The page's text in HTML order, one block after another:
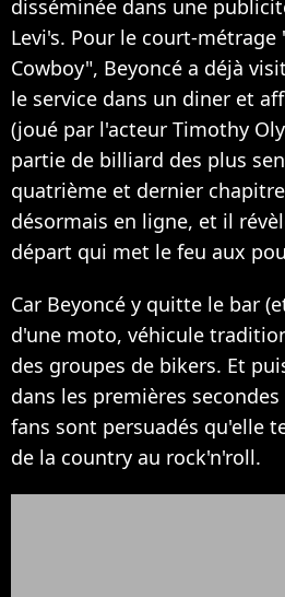
disséminée dans une
Levi's. Pour le court-métrage
Cowboy", Beyoncé a déjà
le service dans un diner et
(joué par l'acteur Timothy
partie de billiard des plus
quatrième et dernier
désormais en ligne, et il
départ qui met le feu aux
Car Beyoncé y quitte le bar
d'une moto, véhicule
des groupes de bikers. Et
dans les premières
fans sont persuadés qu'elle
de la country au rock'n'roll.